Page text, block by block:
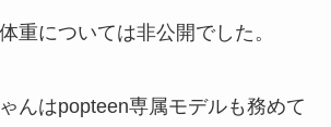
重については非公開でした。
んはpopteen専属モデルも務めて